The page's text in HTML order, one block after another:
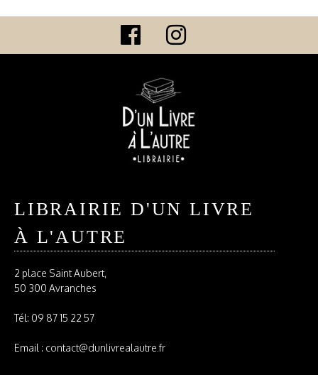
LIBRAIRIE D'UN LIVRE
À L'AUTRE
2 place Saint Aubert,
50 300 Avranches
Tél: 09 87 15 22 57
Email : contact@dunlivrealautre.fr